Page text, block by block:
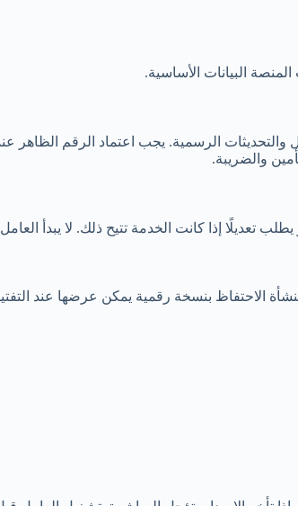
البيانات الأساسية.
والتحديثات الرسمية. يجب اعتماد الرقم
والضريبة.
تعديلًا إذا كانت الخدمة تتيح ذلك. لا يبدأ
الاحتفاظ بنسخة رقمية يمكن عرضها عند